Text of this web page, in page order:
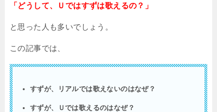
「どうして、Ｕではすずは歌えるの？」
と思った人も多いでしょう。
この記事では、
すずが、リアルでは歌えないのはなぜ？
すずが、Ｕでは歌えるのはなぜ？